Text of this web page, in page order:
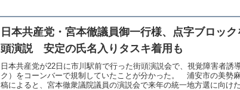
日本共産党・宮本徹議員御一行様、点字ブロッ
頭演説 安定の氏名入りタスキ着用も
日本共産党が22日に市川駅前で行った街頭演説会で、視覚障害者誘
ク）をコーンバーで規制していたことが分かった。 浦安市の美勢
稿によると、宮本徹衆議院議員の演説会で来年の統一地方選に向けた